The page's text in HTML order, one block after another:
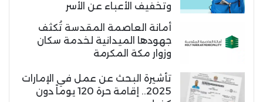
وتخفيف الأعباء عن الأسر
أمانة العاصمة المقدسة تُكثف
جهودها الميدانية لخدمة سكان
وزوار مكة المكرمة
تأشيرة البحث عن عمل في الإمارات
2025.. إقامة حرة 120 يوماً دون